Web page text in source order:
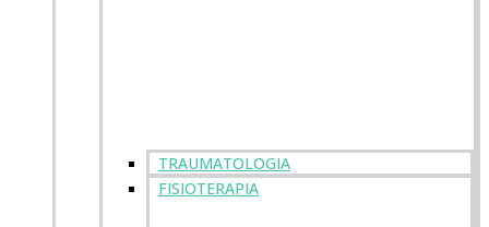
TRAUMATOLOGIA
FISIOTERAPIA